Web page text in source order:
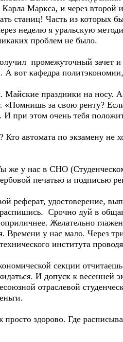
Маркса, и через
станиц! Часть из которых
неделю я уральскую
проблем не было.
промежуточный зачет
вот кафедра
Майские праздники на носу.
«Помнишь за свою ренту?
при этом очень тебя
Кто автомата по экзамену не
же у нас в СНО
печатью и подписью
реферат, удостоверение,
Срочно дуй в
Желательно
Времени у нас мало. Через
института
секции
И допуск к весенней
отраслевой
здорово. Где